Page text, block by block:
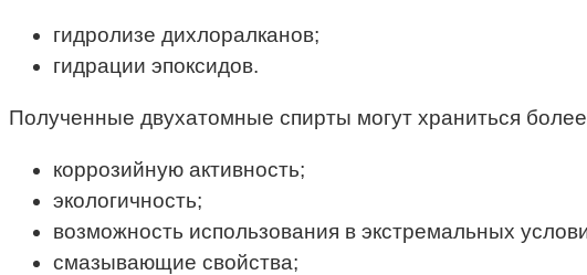
гидролизе дихлоралканов;
гидрации эпоксидов.
Полученные двухатомные спирты могут храниться
коррозийную активность;
экологичность;
возможность использования в экстремальных
смазывающие свойства;